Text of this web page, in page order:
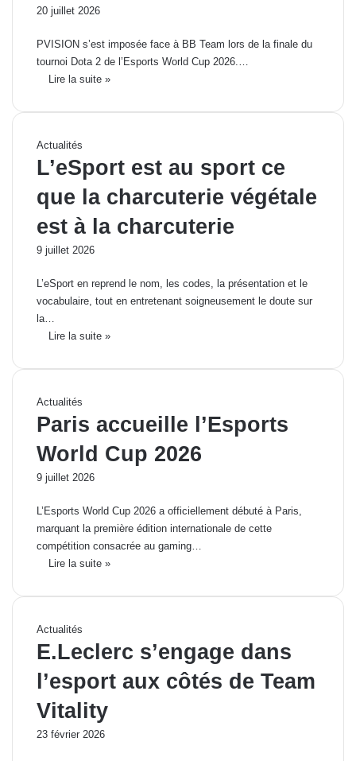
20 juillet 2026
PVISION s’est imposée face à BB Team lors de la finale du
tournoi Dota 2 de l’Esports World Cup 2026.…
Lire la suite »
Actualités
L’eSport est au sport ce
que la charcuterie végétale
est à la charcuterie
9 juillet 2026
L’eSport en reprend le nom, les codes, la présentation et le
vocabulaire, tout en entretenant soigneusement le doute sur
la…
Lire la suite »
Actualités
Paris accueille l’Esports
World Cup 2026
9 juillet 2026
L’Esports World Cup 2026 a officiellement débuté à Paris,
marquant la première édition internationale de cette
compétition consacrée au gaming…
Lire la suite »
Actualités
E.Leclerc s’engage dans
l’esport aux côtés de Team
Vitality
23 février 2026